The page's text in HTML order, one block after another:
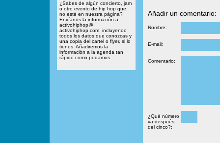
¿Sabes de algún concierto, jam
u otro evento de hip hop que
no esté en nuestra página?
Envíanos la información a
activohiphop@
activohiphop.com, incluyendo
todos los datos que conozcas y
una copia del cartel o flyer, si lo
tienes. Añadiremos la
información a la agenda tan
rápido como podamos.
Añadir un comentario:
Nombre:
E-mail:
Comentario:
¿Qué número
va después
del cinco?: